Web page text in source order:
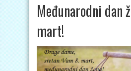
Međunarodni dan
mart!